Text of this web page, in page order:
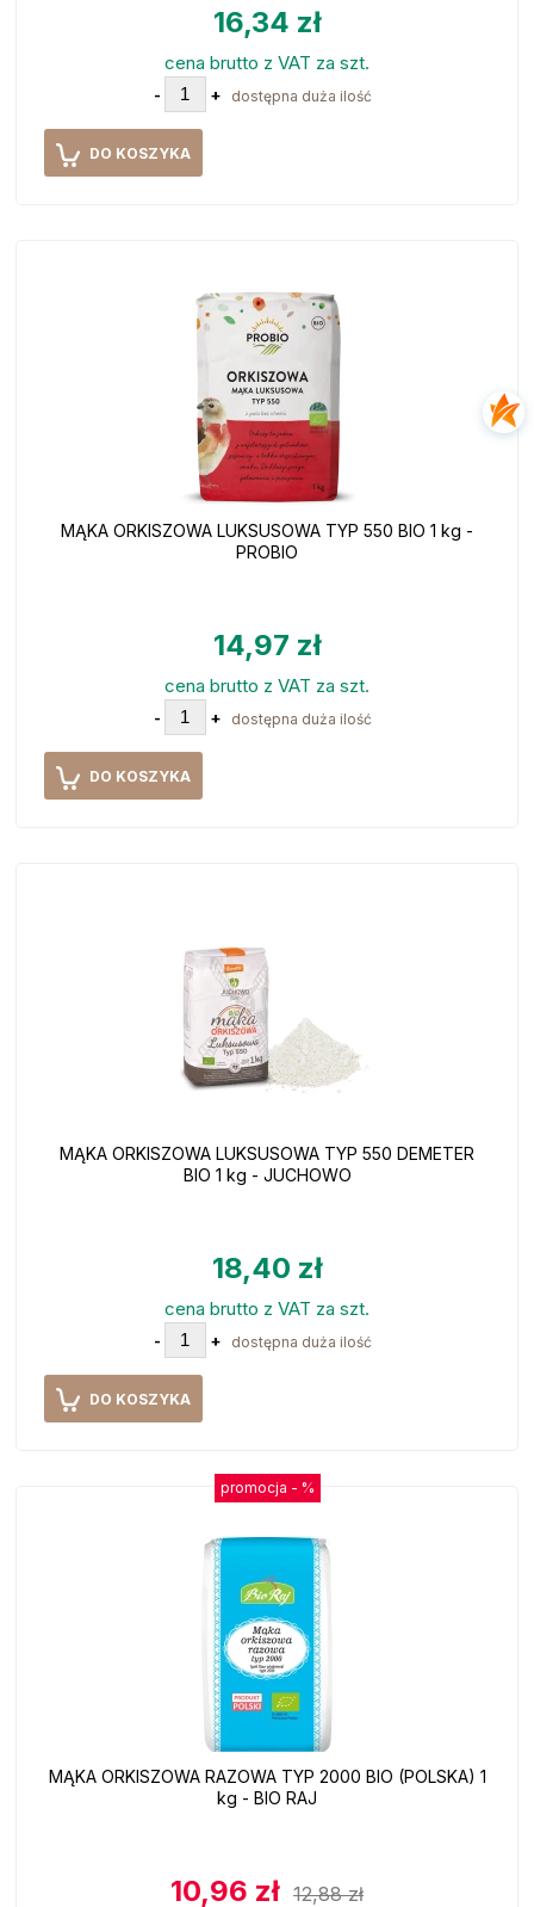
16,34 zł
cena brutto z VAT za szt.
- + dostępna duża ilość
DO KOSZYKA
MĄKA ORKISZOWA LUKSUSOWA TYP 550 BIO 1 kg -
PROBIO
14,97 zł
cena brutto z VAT za szt.
- + dostępna duża ilość
DO KOSZYKA
MĄKA ORKISZOWA LUKSUSOWA TYP 550 DEMETER
BIO 1 kg - JUCHOWO
18,40 zł
cena brutto z VAT za szt.
- + dostępna duża ilość
DO KOSZYKA
MĄKA ORKISZOWA RAZOWA TYP 2000 BIO (POLSKA) 1
kg - BIO RAJ
10,96 zł 12,88 zł
promocja - %